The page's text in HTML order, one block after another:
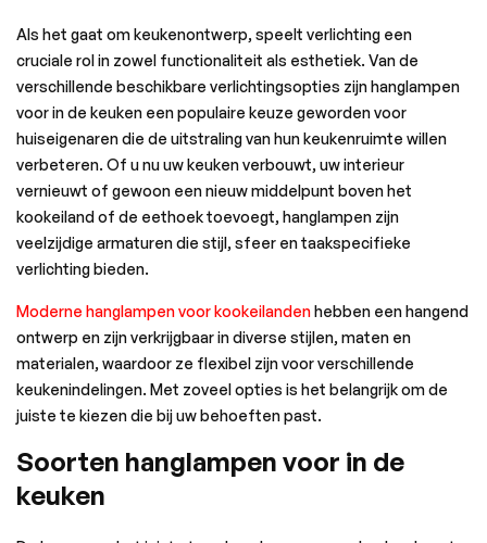
Als het gaat om keukenontwerp, speelt verlichting een
cruciale rol in zowel functionaliteit als esthetiek. Van de
verschillende beschikbare verlichtingsopties zijn hanglampen
voor in de keuken een populaire keuze geworden voor
huiseigenaren die de uitstraling van hun keukenruimte willen
verbeteren. Of u nu uw keuken verbouwt, uw interieur
vernieuwt of gewoon een nieuw middelpunt boven het
kookeiland of de eethoek toevoegt, hanglampen zijn
veelzijdige armaturen die stijl, sfeer en taakspecifieke
verlichting bieden.
Moderne hanglampen voor kookeilandenhebben een hangend
ontwerp en zijn verkrijgbaar in diverse stijlen, maten en
materialen, waardoor ze flexibel zijn voor verschillende
keukenindelingen. Met zoveel opties is het belangrijk om de
juiste te kiezen die bij uw behoeften past.
Soorten hanglampen voor in de
keuken